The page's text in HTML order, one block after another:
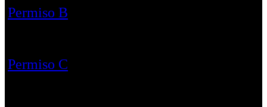
Permiso B
Permiso C